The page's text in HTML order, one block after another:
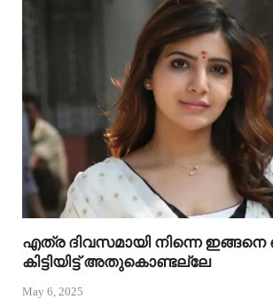
എത്ര ദിവസമായി നിന്നെ
കിട്ടിയിട്ട് അതുകൊണ്ടല്ലേ
May 6, 2025